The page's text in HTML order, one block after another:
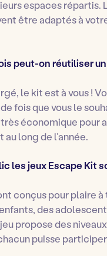
espaces répartis.
être adaptés à
peut-on réutiliser
le kit est à vous !
fois que vous le
économique pour
long de l’année.
les jeux Escape Kit
conçus pour plaire à
des
propose des
puisse participer